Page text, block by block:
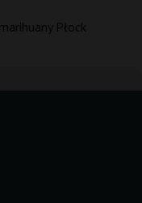
Płock